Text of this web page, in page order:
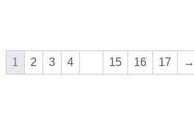
1 2 3 4 15 16 17 →